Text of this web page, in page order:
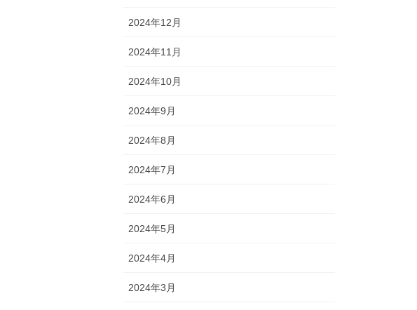
2024年12月
2024年11月
2024年10月
2024年9月
2024年8月
2024年7月
2024年6月
2024年5月
2024年4月
2024年3月